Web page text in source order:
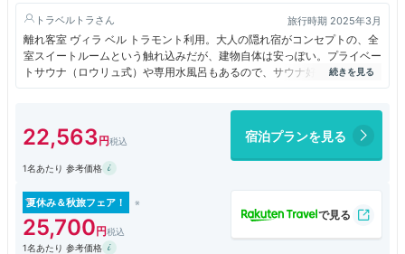
トラベルトラ 旅行時期 2025年3月
離れ客室 ヴィラ ベル トラモント利用。大人の隠れ宿がコンセプトの、全
室スイートルームという触れ込みだが、建物自体は安っぽい。プライベー
トサウナ（ロウリュ式）や専用水風呂もあるので、サウナ好きには結構お
得なホテルでしょう。ベッド はシモンズ社製を使用しており、寝心地は
だけでも利用したいホテルです。
22,563 宿泊プランを見る
1名あたり 参考価格
夏休み＆秋旅フェア！
25,700
1名あたり 参考価格